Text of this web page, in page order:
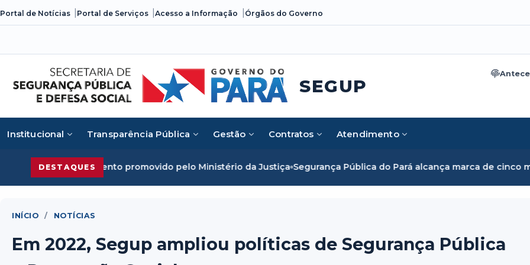
Portal de Notícias Portal de Serviços Acesso a Informação Órgãos do Governo
SEGUP
Institucional Transparência Pública Gestão Contratos Atendimento
DESTAQUES
promovido pelo Ministério da Justiça Segurança Pública do Pará alcança marca de cinco mil mulheres e rompe
INÍCIO / NOTÍCIAS
Em 2022, Segup ampliou políticas de Segurança Pública